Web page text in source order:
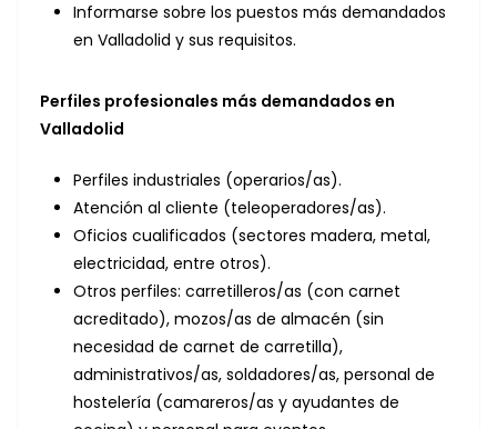
Informarse sobre los puestos más demandados
en Valladolid y sus requisitos.
Perfiles profesionales más demandados en
Valladolid
Perfiles industriales (operarios/as).
Atención al cliente (teleoperadores/as).
Oficios cualificados (sectores madera, metal,
electricidad, entre otros).
Otros perfiles: carretilleros/as (con carnet
acreditado), mozos/as de almacén (sin
necesidad de carnet de carretilla),
administrativos/as, soldadores/as, personal de
hostelería (camareros/as y ayudantes de